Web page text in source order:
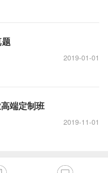
2019-01-01
端定制班
2019-11-01